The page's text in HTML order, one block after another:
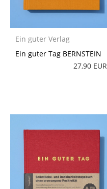
Ein guter Verlag
Ein guter Tag BERNSTEIN
27,90 EUR